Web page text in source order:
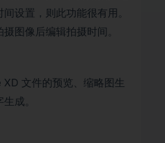
设置，则此功能很有用。
图像后编辑拍摄时间。
文件的预览、缩略图生
成。